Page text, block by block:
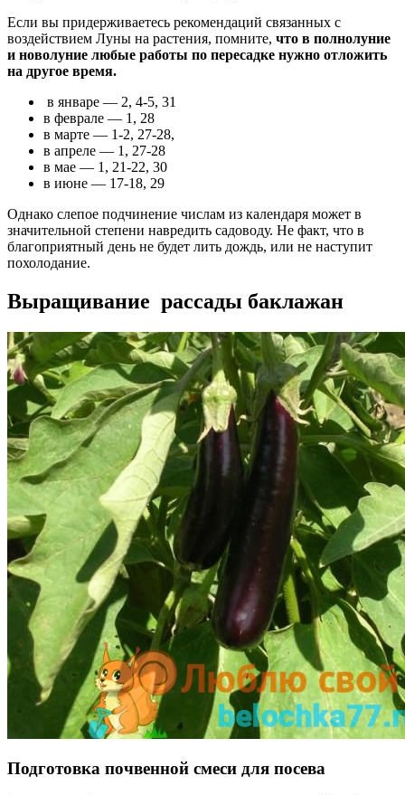
Если вы придерживаетесь рекомендаций связанных с
воздействием Луны на растения, помните, что в полнолуние
и новолуние любые работы по пересадке нужно отложить
на другое время.
в январе — 2, 4-5, 31
в феврале — 1, 28
в марте — 1-2, 27-28,
в апреле — 1, 27-28
в мае — 1, 21-22, 30
в июне — 17-18, 29
Однако слепое подчинение числам из календаря может в
значительной степени навредить садоводу. Не факт, что в
благоприятный день не будет лить дождь, или не наступит
похолодание.
Выращивание рассады баклажан
Подготовка почвенной смеси для посева